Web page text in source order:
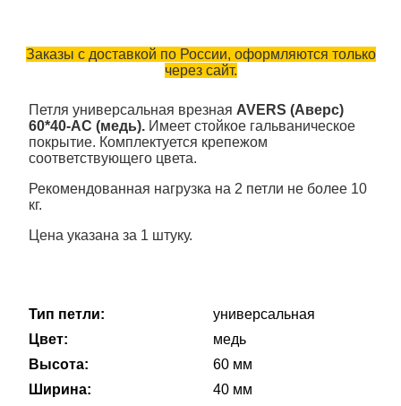
Заказы с доставкой по России, оформляются только
через сайт.
Петля универсальная врезная AVERS (Аверс)
60*40-AC (медь). Имеет стойкое гальваническое
покрытие. Комплектуется крепежом
соответствующего цвета.
Рекомендованная нагрузка на 2 петли не более 10
кг.
Цена указана за 1 штуку.
Тип петли:
универсальная
Цвет:
медь
Высота:
60 мм
Ширина:
40 мм